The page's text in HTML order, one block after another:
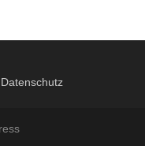
Datenschutz